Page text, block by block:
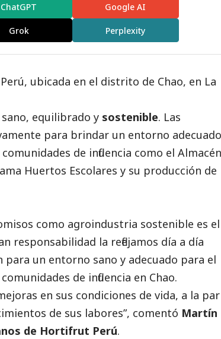
ChatGPT Google AI
Grok Perplexity
, ubicada en el distrito de Chao, en La
equilibrado y sostenible. Las
para brindar un entorno adecuado
de influencia como el Almacén
Huertos Escolares y su producción de
como agroindustria sostenible es el
responsabilidad la reflejamos día a día
un entorno sano y adecuado para el
de influencia en Chao.
en sus condiciones de vida, a la par
de sus labores”, comentó Martín
de Hortifrut Perú.